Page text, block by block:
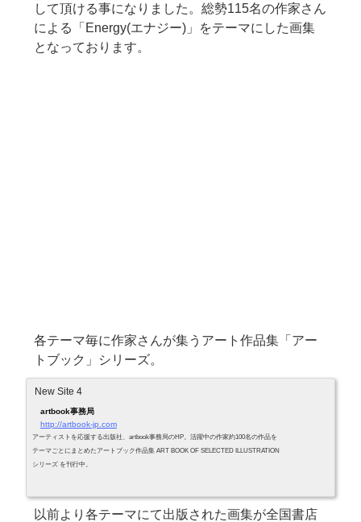
して頂ける事になりました。総勢115名の作家さん
による「Energy(エナジー)」をテーマにした画集
となっております。
各テーマ毎に作家さんが集うアート作品集「アー
トブック」シリーズ。
New Site 4
artbook事務局
http://artbook-jp.com
アーティストを応援する出版社、artbook事務局のHP。活躍中の作家約100名の作品を
テーマごとにまとめたアートブック作品集 ART BOOK OF SELECTED ILLUSTRATION
シリーズ を刊行中。
以前より各テーマにて出版された画集が全国書店